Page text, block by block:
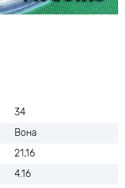
34
Вона
21,16
4.16